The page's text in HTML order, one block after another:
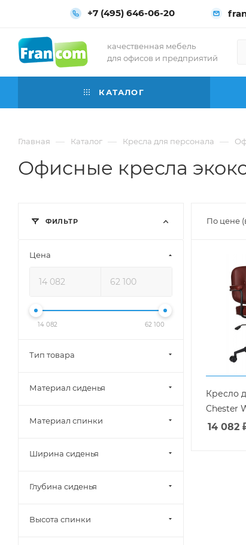
+7 (495) 646-06-20
качественная мебель
для офисов и предприятий
КАТАЛОГ
Главная — Каталог — Кресла для персонала —
Офисные кресла
По цене
Кресло
Chester
14 082
ФИЛЬТР
Цена
14 082 62 100
Тип товара
Материал сиденья
Материал спинки
Ширина сиденья
Глубина сиденья
Высота спинки